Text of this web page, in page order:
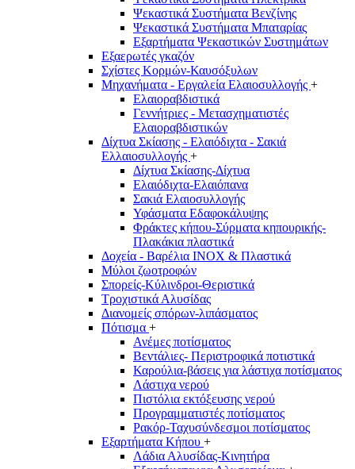
Ψεκαστικά Συστήματα Βενζίνης
Ψεκαστικά Συστήματα Μπαταρίας
Εξαρτήματα Ψεκαστικών Συστημάτων
Εξαερωτές γκαζόν
Σχίστες Κορμών-Καυσόξυλων
Μηχανήματα - Εργαλεία Ελαιοσυλλογής +
Ελαιοραβδιστικά
Γεννήτριες - Μετασχηματιστές
Ελαιοραβδιστικών
Δίχτυα Σκίασης - Ελαιόδιχτα - Σακιά
Ελλαιοσυλλογής +
Δίχτυα Σκίασης-Δίχτυα
Ελαιόδιχτα-Ελαιόπανα
Σακιά Ελαιοσυλλογής
Υφάσματα Εδαφοκάλυψης
Φράκτες κήπου-Σύρματα κηπουρικής-
Πλακάκια πλαστικά
Δοχεία - Βαρέλια INOX & Πλαστικά
Μύλοι ζωοτροφών
Σπορείς-Κύλινδροι-Θεριστικά
Τροχιστικά Αλυσίδας
Διανομείς σπόρων-λιπάσματος
Πότισμα +
Ανέμες ποτίσματος
Βεντάλιες- Περιστροφικά ποτιστικά
Καρούλια-βάσεις για λάστιχα ποτίσματος
Λάστιχα νερού
Πιστόλια εκτόξευσης νερού
Προγραμματιστές ποτίσματος
Ρακόρ-Ταχυσύνδεσμοι ποτίσματος
Εξαρτήματα Κήπου +
Λάδια Αλυσίδας-Κινητήρα